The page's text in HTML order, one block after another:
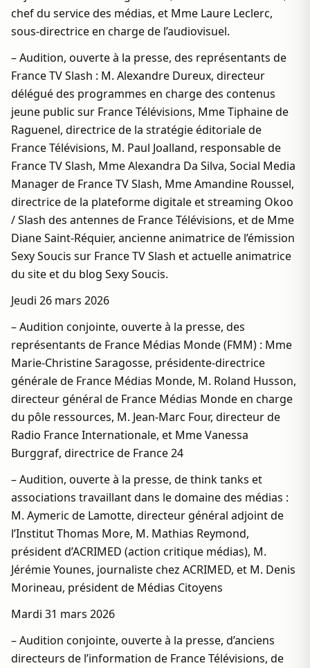
chef du service des médias, et Mme Laure Leclerc,
sous-directrice en charge de l’audiovisuel.
– Audition, ouverte à la presse, des représentants de
France TV Slash : M. Alexandre Dureux, directeur
délégué des programmes en charge des contenus
jeune public sur France Télévisions, Mme Tiphaine de
Raguenel, directrice de la stratégie éditoriale de
France Télévisions, M. Paul Joalland, responsable de
France TV Slash, Mme Alexandra Da Silva, Social Media
Manager de France TV Slash, Mme Amandine Roussel,
directrice de la plateforme digitale et streaming Okoo
/ Slash des antennes de France Télévisions, et de Mme
Diane Saint-Réquier, ancienne animatrice de l’émission
Sexy Soucis sur France TV Slash et actuelle animatrice
du site et du blog Sexy Soucis.
Jeudi 26 mars 2026
– Audition conjointe, ouverte à la presse, des
représentants de France Médias Monde (FMM) : Mme
Marie-Christine Saragosse, présidente-directrice
générale de France Médias Monde, M. Roland Husson,
directeur général de France Médias Monde en charge
du pôle ressources, M. Jean-Marc Four, directeur de
Radio France Internationale, et Mme Vanessa
Burggraf, directrice de France 24
– Audition, ouverte à la presse, de think tanks et
associations travaillant dans le domaine des médias :
M. Aymeric de Lamotte, directeur général adjoint de
l’Institut Thomas More, M. Mathias Reymond,
président d’ACRIMED (action critique médias), M.
Jérémie Younes, journaliste chez ACRIMED, et M. Denis
Morineau, président de Médias Citoyens
Mardi 31 mars 2026
– Audition conjointe, ouverte à la presse, d’anciens
directeurs de l’information de France Télévisions, de